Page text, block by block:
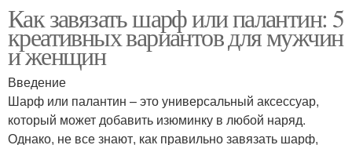
Как завязать шарф или палантин: 5
креативных вариантов для мужчин
и женщин
Введение
Шарф или палантин – это универсальный аксессуар,
который может добавить изюминку в любой наряд.
Однако, не все знают, как правильно завязать шарф,